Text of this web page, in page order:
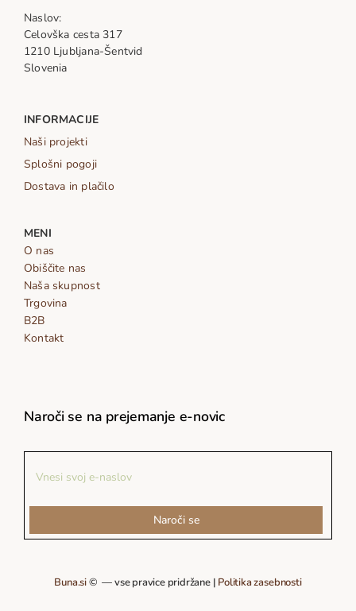
Naslov:
Celovška cesta 317
1210 Ljubljana-Šentvid
Slovenia
INFORMACIJE
Naši projekti
Splošni pogoji
Dostava in plačilo
MENI
O nas
Obiščite nas
Naša skupnost
Trgovina
B2B
Kontakt
Naroči se na prejemanje e-novic
Naroči se
Buna.si© — vse pravice pridržane | Politika zasebnosti